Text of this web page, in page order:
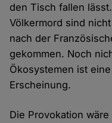
den Tisch fallen
Völkermord sind
nach der
gekommen. Noch
Ökosystemen ist
Erscheinung.
Die Provokation